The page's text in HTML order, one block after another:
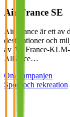
Air France SE
Air France är ett av
destinationer och
av Air France-KLM-
Alliance…
Om kampanjen
Sport och rekreation